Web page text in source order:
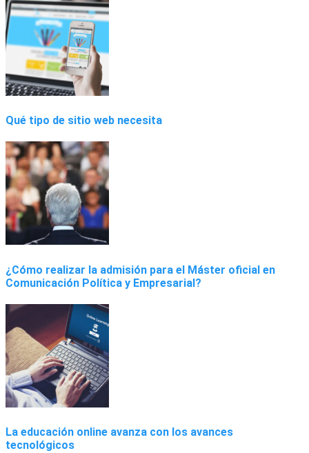
Qué tipo de sitio web necesita
¿Cómo realizar la admisión para el Máster oficial en
Comunicación Política y Empresarial?
La educación online avanza con los avances
tecnológicos